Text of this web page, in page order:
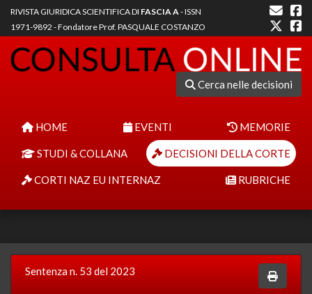
RIVISTA GIURIDICA SCIENTIFICA DI FASCIA A- ISSN
1971-9892 - Fondatore Prof. PASQUALE COSTANZO
Cerca nelle decisioni
HOME EVENTI MEMORIE
STUDI & COLLANA DECISIONI DELLA CORTE
CORTI NAZ EU INTERNAZ RUBRICHE
Sentenza n. 53 del 2023